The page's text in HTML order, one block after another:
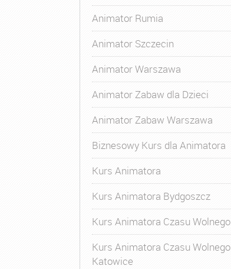
Animator Rumia
Animator Szczecin
Animator Warszawa
Animator Zabaw dla Dzieci
Animator Zabaw Warszawa
Biznesowy Kurs dla Animatora
Kurs Animatora
Kurs Animatora Bydgoszcz
Kurs Animatora Czasu Wolnego
Kurs Animatora Czasu Wolnego
Katowice